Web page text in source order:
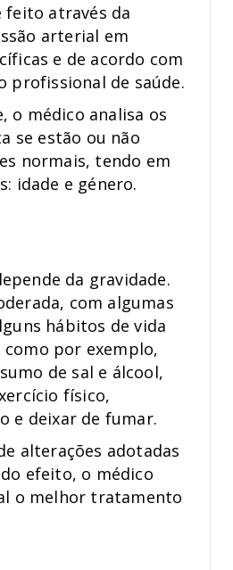
feito através da
arterial em
e de acordo com
profissional de saúde.
o médico analisa os
se estão ou não
normais, tendo em
idade e género.
da gravidade.
com algumas
hábitos de vida
por exemplo,
de sal e álcool,
físico,
e deixar de fumar.
alterações adotadas
efeito, o médico
o melhor tratamento